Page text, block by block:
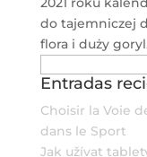
do tajemniczej
flora i duży
Entradas
Choisir la Voie
dans le Sport
Jak užívat